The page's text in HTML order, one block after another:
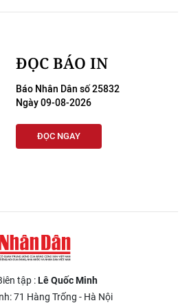
ĐỌC BÁO IN
Báo Nhân Dân số 25832
Ngày 09-08-2026
ĐỌC NGAY
tập :Lê Quốc Minh
71 Hàng Trống - Hà Nội